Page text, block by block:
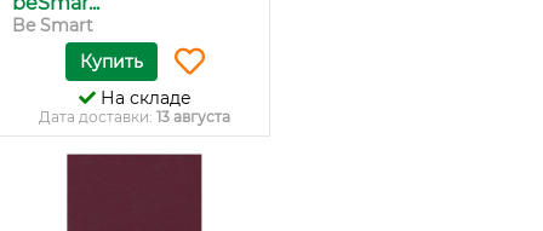
Be Smart
Купить
На складе
Дата доставки: 13 августа